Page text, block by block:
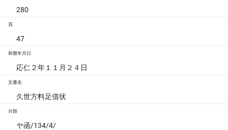
280
頁
47
和暦年月日
応仁２年１１月２４日
文書名
久世方料足借状
分類
ヤ函/134/4/